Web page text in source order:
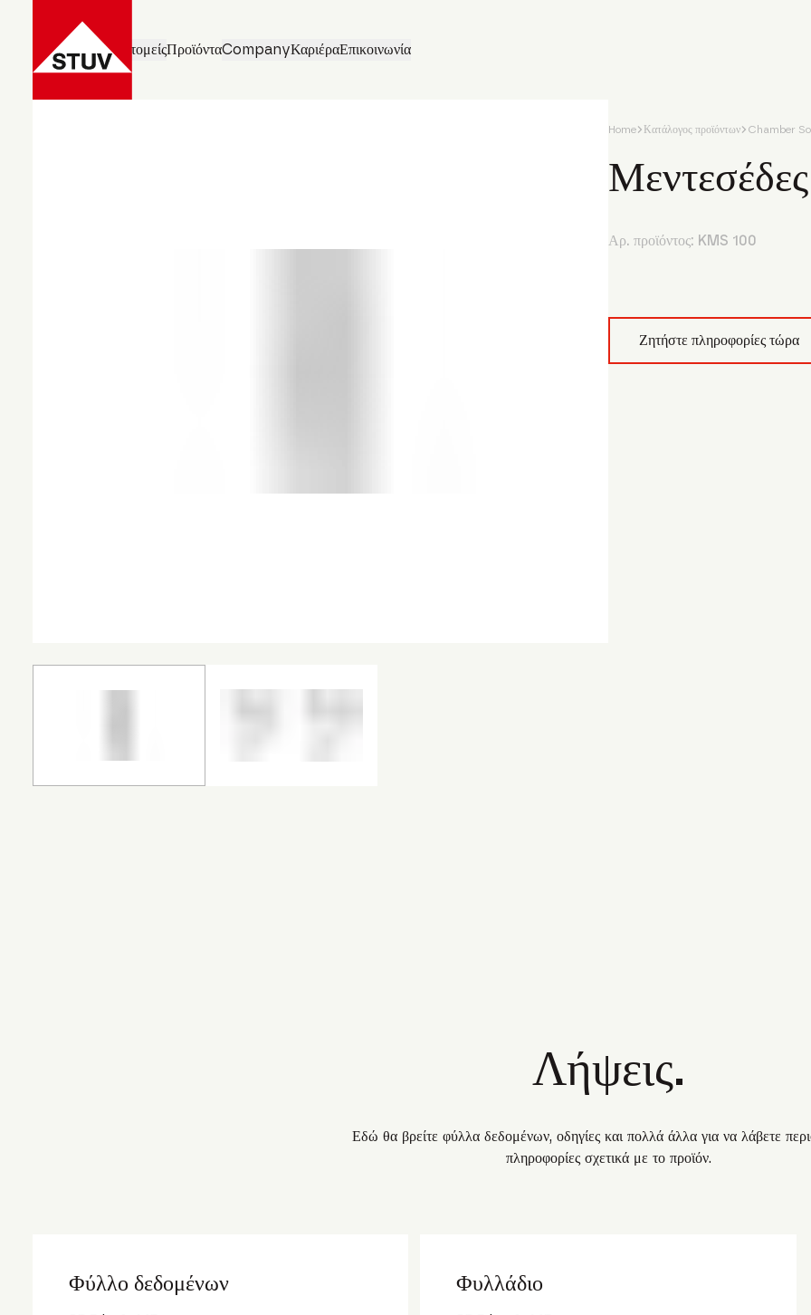
Επιχειρηματικοί τομείςΠροϊόνταCompanyΚαριέραΕπικοινωνία
Home Κατάλογος προϊόντων Chamber
Αρ. προϊόντος: KMS 100
Ζητήστε πληροφορίες τώρα
Λήψεις.
Εδώ θα βρείτε φύλλα δεδομένων, οδηγίες και πολλά άλλα για να λάβετε
πληροφορίες σχετικά με το προϊόν.
Φύλλο δεδομένων Φυλλάδιο